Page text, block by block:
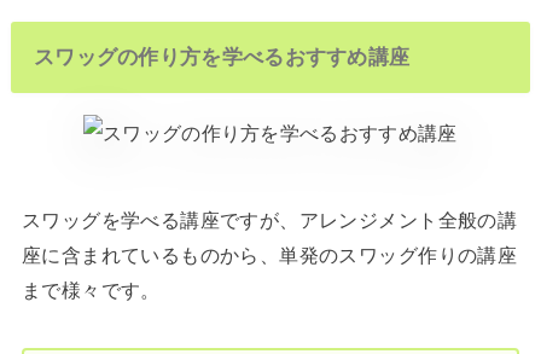
スワッグの作り方を学べるおすすめ講座
スワッグを学べる講座ですが、アレンジメント全般の講
座に含まれているものから、単発のスワッグ作りの講座
まで様々です。